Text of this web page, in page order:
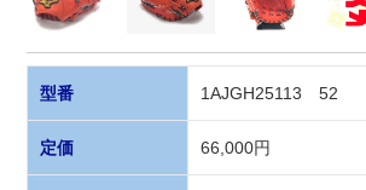
型番 1AJGH25113 52
定価 66,000円